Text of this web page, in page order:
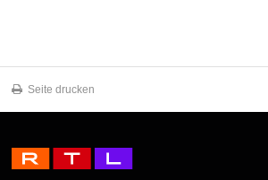
Seite drucken